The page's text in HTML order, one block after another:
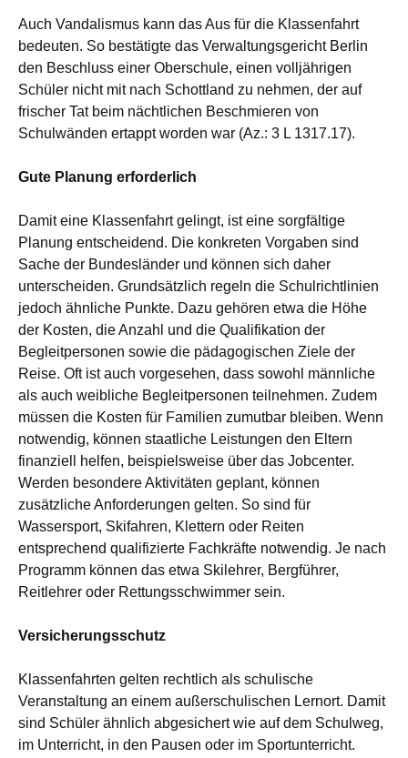
Auch Vandalismus kann das Aus für die Klassenfahrt
bedeuten. So bestätigte das Verwaltungsgericht Berlin
den Beschluss einer Oberschule, einen volljährigen
Schüler nicht mit nach Schottland zu nehmen, der auf
frischer Tat beim nächtlichen Beschmieren von
Schulwänden ertappt worden war (Az.: 3 L 1317.17).
Gute Planung erforderlich
Damit eine Klassenfahrt gelingt, ist eine sorgfältige
Planung entscheidend. Die konkreten Vorgaben sind
Sache der Bundesländer und können sich daher
unterscheiden. Grundsätzlich regeln die Schulrichtlinien
jedoch ähnliche Punkte. Dazu gehören etwa die Höhe
der Kosten, die Anzahl und die Qualifikation der
Begleitpersonen sowie die pädagogischen Ziele der
Reise. Oft ist auch vorgesehen, dass sowohl männliche
als auch weibliche Begleitpersonen teilnehmen. Zudem
müssen die Kosten für Familien zumutbar bleiben. Wenn
notwendig, können staatliche Leistungen den Eltern
finanziell helfen, beispielsweise über das Jobcenter.
Werden besondere Aktivitäten geplant, können
zusätzliche Anforderungen gelten. So sind für
Wassersport, Skifahren, Klettern oder Reiten
entsprechend qualifizierte Fachkräfte notwendig. Je nach
Programm können das etwa Skilehrer, Bergführer,
Reitlehrer oder Rettungsschwimmer sein.
Versicherungsschutz
Klassenfahrten gelten rechtlich als schulische
Veranstaltung an einem außerschulischen Lernort. Damit
sind Schüler ähnlich abgesichert wie auf dem Schulweg,
im Unterricht, in den Pausen oder im Sportunterricht.